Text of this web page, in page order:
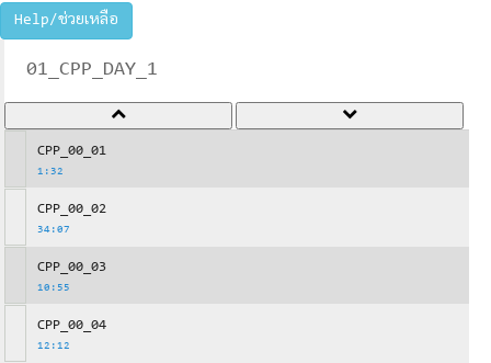
Help/ช่วยเหลือ
01_CPP_DAY_1
CPP_00_01
1:32
CPP_00_02
34:07
CPP_00_03
10:55
CPP_00_04
12:12